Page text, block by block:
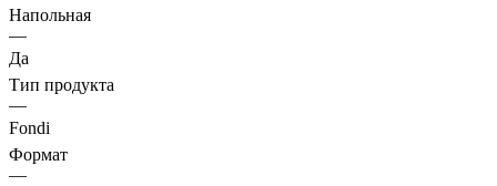
Напольная
—
Да
Тип продукта
—
Fondi
Формат
—